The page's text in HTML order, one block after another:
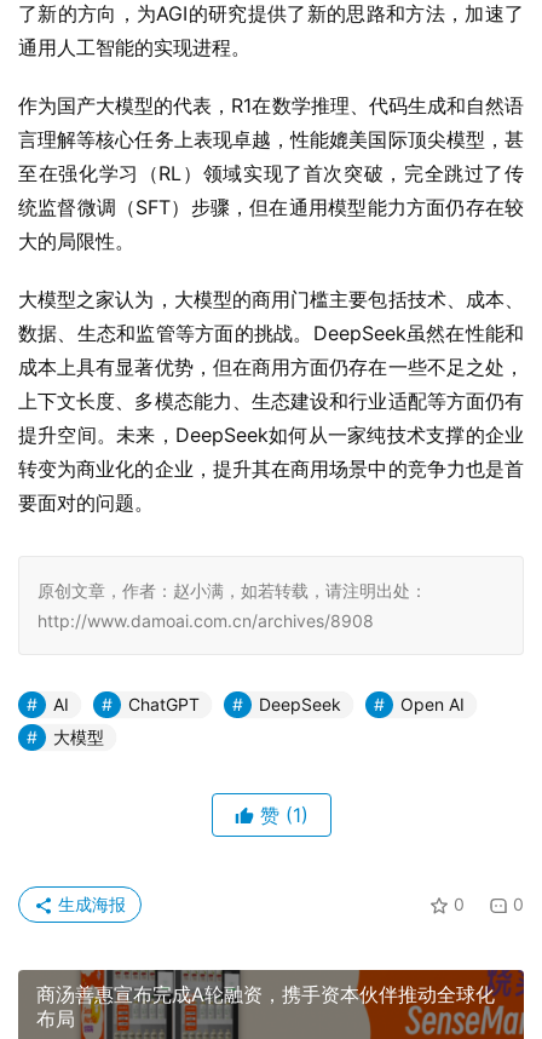
了新的方向，为AGI的研究提供了新的思路和方法，加速了
通用人工智能的实现进程。
作为国产大模型的代表，R1在数学推理、代码生成和自然语
言理解等核心任务上表现卓越，性能媲美国际顶尖模型，甚
至在强化学习（RL）领域实现了首次突破，完全跳过了传
统监督微调（SFT）步骤，但在通用模型能力方面仍存在较
大的局限性。
大模型之家认为，大模型的商用门槛主要包括技术、成本、
数据、生态和监管等方面的挑战。DeepSeek虽然在性能和
成本上具有显著优势，但在商用方面仍存在一些不足之处，
上下文长度、多模态能力、生态建设和行业适配等方面仍有
提升空间。未来，DeepSeek如何从一家纯技术支撑的企业
转变为商业化的企业，提升其在商用场景中的竞争力也是首
要面对的问题。
原创文章，作者：赵小满，如若转载，请注明出处：
http://www.damoai.com.cn/archives/8908
AI ChatGPT DeepSeek
Open AI
大模型
赞 (1)
0 0
生成海报
商汤善惠宣布完成A轮融资，携手资本伙伴推动全球化
布局